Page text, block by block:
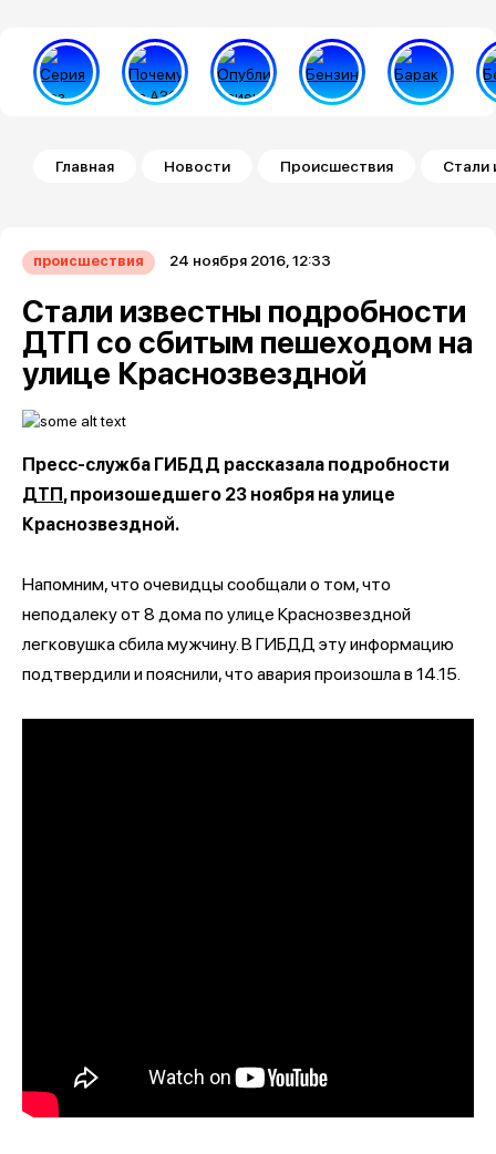
Строка навигации
Главная Новости Происшествия Стали
происшествия 24 ноября 2016, 12:33
Стали известны подробности
ДТП со сбитым пешеходом на
улице Краснозвездной
Пресс-служба ГИБДД рассказала подробности
ДТП, произошедшего 23 ноября на улице
Краснозвездной.
Напомним, что очевидцы сообщали о том, что
неподалеку от 8 дома по улице Краснозвездной
легковушка сбила мужчину. В ГИБДД эту информацию
подтвердили и пояснили, что авария произошла в 14.15.